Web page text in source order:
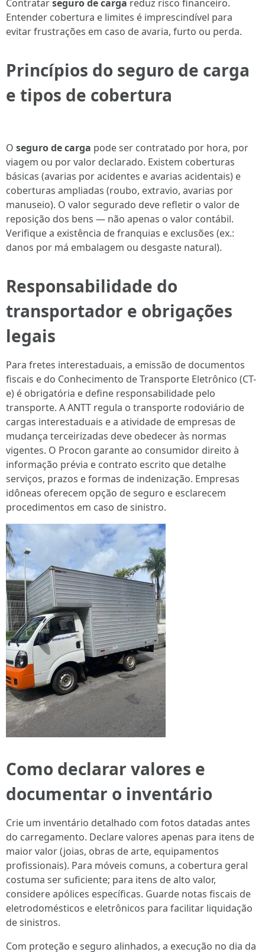
Contratarseguro de carga reduz risco financeiro.
Entender cobertura e limites é imprescindível para
evitar frustrações em caso de avaria, furto ou perda.
Princípios do seguro de carga
e tipos de cobertura
O seguro de carga pode ser contratado por hora, por
viagem ou por valor declarado. Existem coberturas
básicas (avarias por acidentes e avarias acidentais) e
coberturas ampliadas (roubo, extravio, avarias por
manuseio). O valor segurado deve refletir o valor de
reposição dos bens — não apenas o valor contábil.
Verifique a existência de franquias e exclusões (ex.:
danos por má embalagem ou desgaste natural).
Responsabilidade do
transportador e obrigações
legais
Para fretes interestaduais, a emissão de documentos
fiscais e do Conhecimento de Transporte Eletrônico (CT-
e) é obrigatória e define responsabilidade pelo
transporte. A ANTT regula o transporte rodoviário de
cargas interestaduais e a atividade de empresas de
mudança terceirizadas deve obedecer às normas
vigentes. O Procon garante ao consumidor direito à
informação prévia e contrato escrito que detalhe
serviços, prazos e formas de indenização. Empresas
idôneas oferecem opção de seguro e esclarecem
procedimentos em caso de sinistro.
Como declarar valores e
documentar o inventário
Crie um inventário detalhado com fotos datadas antes
do carregamento. Declare valores apenas para itens de
maior valor (joias, obras de arte, equipamentos
profissionais). Para móveis comuns, a cobertura geral
costuma ser suficiente; para itens de alto valor,
considere apólices específicas. Guarde notas fiscais de
eletrodomésticos e eletrônicos para facilitar liquidação
de sinistros.
Com proteção e seguro alinhados, a execução no dia da